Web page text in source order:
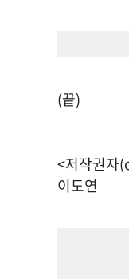
(끝)
<저작권자
이도연